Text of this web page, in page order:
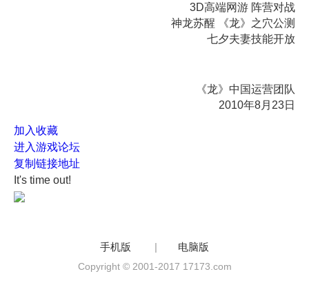
3D高端网游 阵营对战
神龙苏醒 《龙》之穴公测
七夕夫妻技能开放
《龙》中国运营团队
2010年8月23日
加入收藏
进入游戏论坛
复制链接地址
It's time out!
手机版 | 电脑版
Copyright © 2001-2017 17173.com